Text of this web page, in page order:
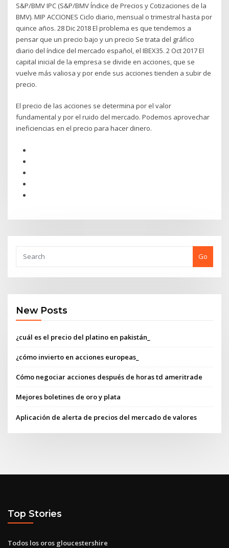
S&P/BMV IPC (S&P/BMV Índice de Precios y Cotizaciones de la
BMV). MIP ACCIONES Ciclo diario, mensual o trimestral hasta por
quince años. 28 Dic 2018 El problema es que tendemos a
pensar que un precio bajo y un precio Se trata del gráfico
diario del índice del mercado español, el IBEX35. 2 Oct 2017 El
capital inicial de la empresa se divide en acciones, que se
vuelve más valiosa y por ende sus acciones tienden a subir de
precio.
El precio de las acciones se determina por el valor
fundamental y por el ruido del mercado. Podemos aprovechar
ineficiencias en el precio para hacer dinero.
Go
New Posts
¿cuál es el precio del platino en pakistán_
¿cómo invierto en acciones europeas_
Cómo negociar acciones después de horas td ameritrade
Mejores boletines de oro y plata
Aplicación de alerta de precios del mercado de valores
Top Stories
Todos los oros gloucestershire